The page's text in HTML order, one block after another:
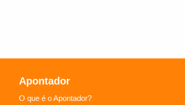
Apontador
O que é o Apontador?